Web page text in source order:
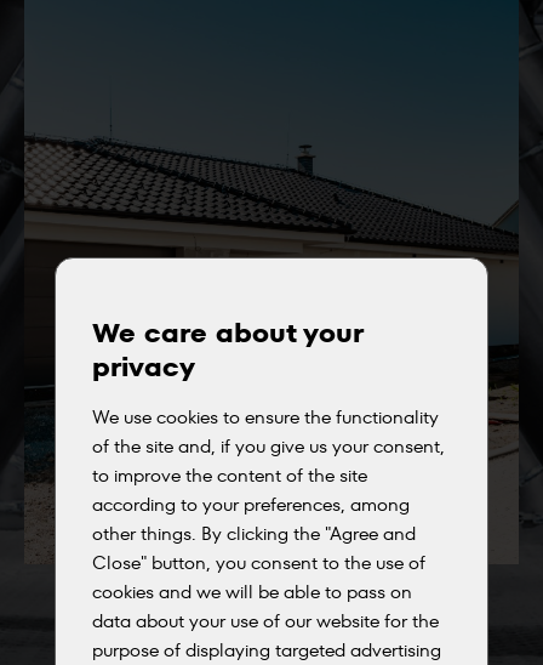
We care about your
privacy
We use cookies to ensure the functionality
of the site and, if you give us your consent,
to improve the content of the site
according to your preferences, among
other things. By clicking the "Agree and
Close" button, you consent to the use of
cookies and we will be able to pass on
data about your use of our website for the
purpose of displaying targeted advertising